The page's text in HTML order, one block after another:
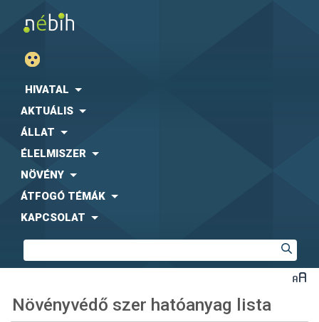
HIVATAL
AKTUÁLIS
ÁLLAT
ÉLELMISZER
NÖVÉNY
ÁTFOGÓ TÉMÁK
KAPCSOLAT
Növényvédő szer hatóanyag lista